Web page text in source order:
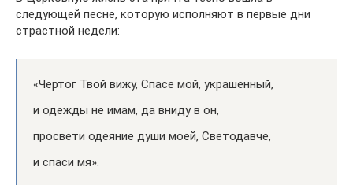
следующей песне, которую исполняют в первые дни
страстной недели:
«Чертог Твой вижу, Спасе мой, украшенный,
и одежды не имам, да вниду в он,
просвети одеяние души моей, Светодавче,
и спаси мя».